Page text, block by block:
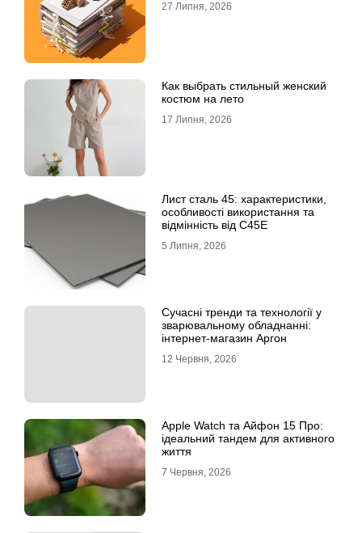
27 Липня, 2026
Как выбрать стильный женский
костюм на лето
17 Липня, 2026
Лист сталь 45: характеристики,
особливості використання та
відмінність від C45E
5 Липня, 2026
Сучасні тренди та технології у
зварювальному обладнанні:
інтернет-магазин Аргон
12 Червня, 2026
Apple Watch та Айфон 15 Про:
ідеальний тандем для активного
життя
7 Червня, 2026